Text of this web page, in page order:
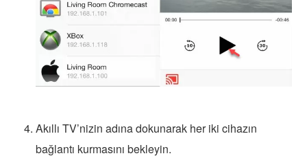
Akıllı TV’nizin adına dokunarak her iki cihazın
bağlantı kurmasını bekleyin.